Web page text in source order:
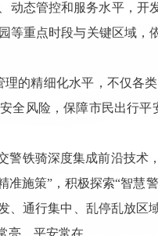
动态管控和服务水平，
等重点时段与关键区域
的精细化水平，不仅各
全风险，保障市民出行
铁骑深度集成前沿技
施策”，积极探索“智
、通行集中、乱停乱放
、平安常在。